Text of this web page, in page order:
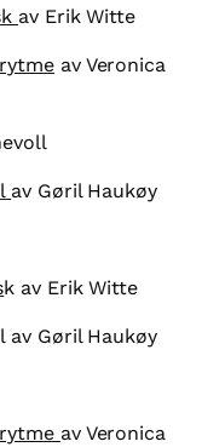
av Erik Witte
av Veronica
av Gøril Haukøy
k av Erik Witte
av Gøril Haukøy
av Veronica